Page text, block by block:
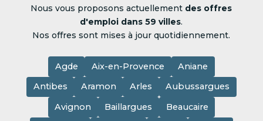
Nous vous proposons actuellement des offres
d'emploi dans 59 villes.
Nos offres sont mises à jour quotidiennement.
Agde Aix-en-Provence
Aniane
Antibes
Aramon Arles
Aubussargues
Avignon
Baillargues
Beaucaire